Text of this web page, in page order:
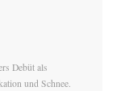
Debüt als
und Schnee.